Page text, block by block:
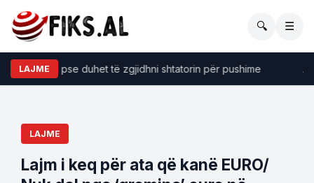
🔍 ☰
LAJME
të forta pse duhet të zgjidhni shtatorin për pushime
LAJME
Lajm i keq për ata që kanë EURO/